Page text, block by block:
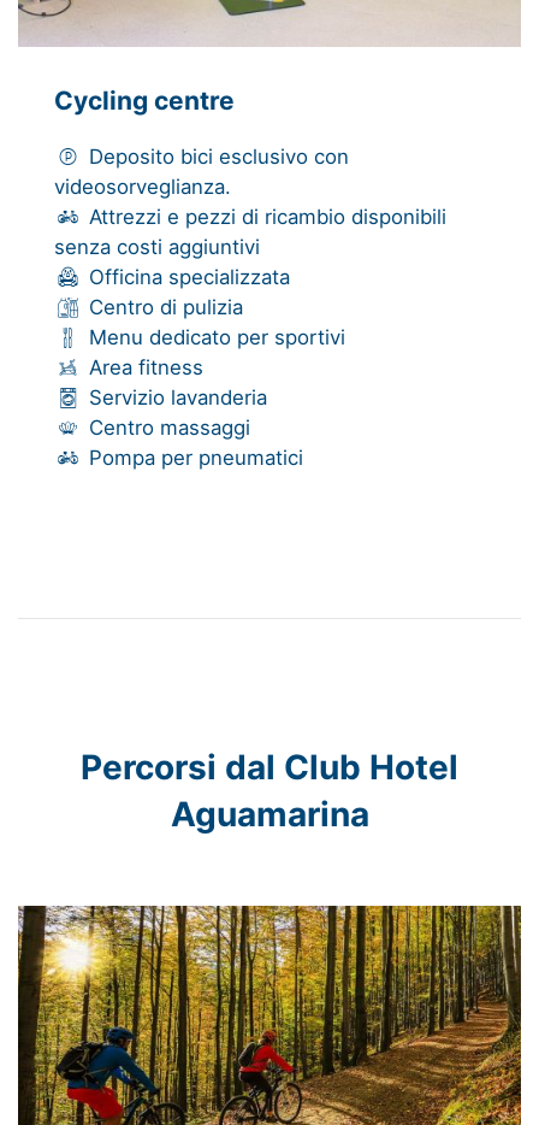
Cycling centre
Deposito bici esclusivo con
videosorveglianza.
Attrezzi e pezzi di ricambio disponibili
senza costi aggiuntivi
Officina specializzata
Centro di pulizia
Menu dedicato per sportivi
Area fitness
Servizio lavanderia
Centro massaggi
Pompa per pneumatici
Percorsi dal Club Hotel
Aguamarina